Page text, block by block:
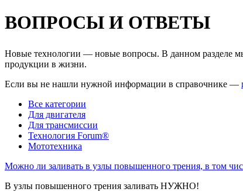
ВОПРОСЫ И ОТВЕТЫ
Новые технологии — новые вопросы. В данном разделе
продукции в жизни.
Если вы не нашли нужной информации в справочнике —
Все категории
Для двигателя
Для трансмиссии
Технология Forum®
Мототехника
Можно ли заливать в узлы повышенного трения, в том
В узлы повышенного трения заливать НУЖНО!